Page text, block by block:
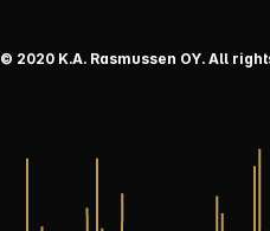
© 2020 K.A. Rasmussen OY. All